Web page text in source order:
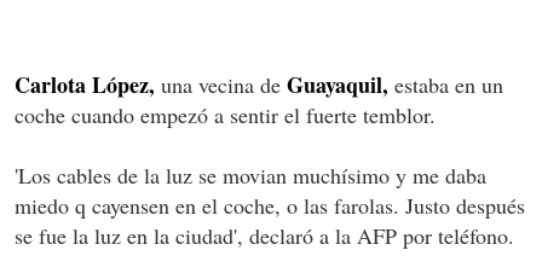
Carlota López, una vecina de Guayaquil, estaba en un
coche cuando empezó a sentir el fuerte temblor.
'Los cables de la luz se movian muchísimo y me daba
miedo q cayensen en el coche, o las farolas. Justo después
se fue la luz en la ciudad', declaró a la AFP por teléfono.